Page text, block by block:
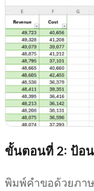
ขั้นตอนที่ 2: ป้อ
พิมพ์คำขอด้วยภาษ